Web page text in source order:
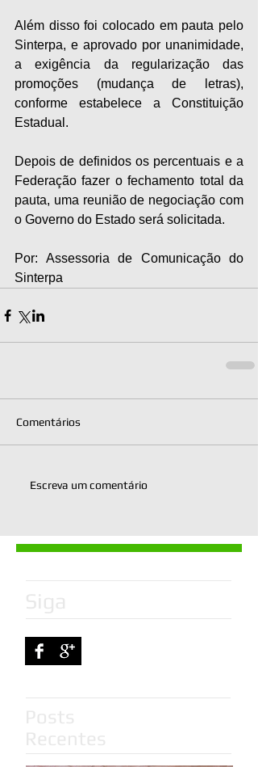
Além disso foi colocado em pauta pelo
Sinterpa, e aprovado por unanimidade,
a exigência da regularização das
promoções (mudança de letras),
conforme estabelece a Constituição
Estadual.
Depois de definidos os percentuais e a
Federação fazer o fechamento total da
pauta, uma reunião de negociação com
o Governo do Estado será solicitada.
Por: Assessoria de Comunicação do
Sinterpa
Comentários
Escreva um comentário